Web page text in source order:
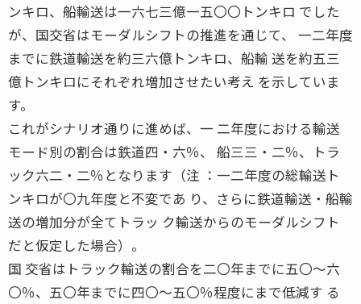
ンキロ、船輸送は一六七三億一五〇〇トンキロ でした
が、国交省はモーダルシフトの推進を通じて、 一二年度
までに鉄道輸送を約三六億トンキロ、船輸 送を約五三
億トンキロにそれぞれ増加させたい考え を示していま
す。
これがシナリオ通りに進めば、一 二年度における輸送
モード別の割合は鉄道四・六％、 船三三・二％、トラ
ック六二・二％となります（注 ：一二年度の総輸送ト
ンキロが〇九年度と不変であ り、さらに鉄道輸送・船輸
送の増加分が全てトラッ ク輸送からのモーダルシフト
だと仮定した場合）。
国 交省はトラック輸送の割合を二〇年までに五〇〜六
〇％、五〇年までに四〇〜五〇％程度にまで低減す る